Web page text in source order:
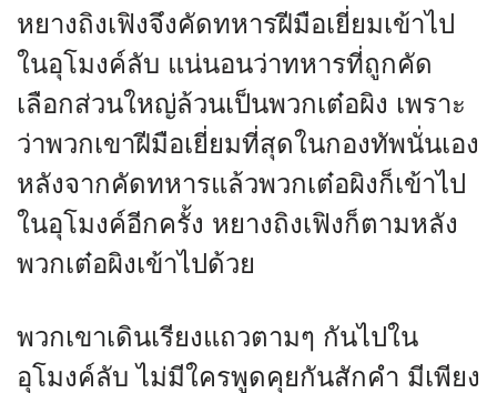
หยางถิงเฟิงจึงคัดทหารฝีมือเยี่ยมเข้าไป
ในอุโมงค์ลับ แน่นอนว่าทหารที่ถูกคัด
เลือกส่วนใหญ่ล้วนเป็นพวกเต๋อผิง เพราะ
ว่าพวกเขาฝีมือเยี่ยมที่สุดในกองทัพนั่นเอง
หลังจากคัดทหารแล้วพวกเต๋อผิงก็เข้าไป
ในอุโมงค์อีกครั้ง หยางถิงเฟิงก็ตามหลัง
พวกเต๋อผิงเข้าไปด้วย
พวกเขาเดินเรียงแถวตามๆ กันไปใน
อุโมงค์ลับ ไม่มีใครพูดคุยกันสักคำ มีเพียง